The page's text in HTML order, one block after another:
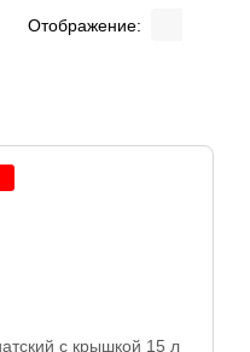
Отображение: